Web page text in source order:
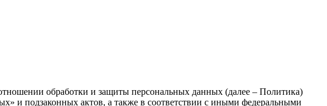
обработки и защиты персональных данных (далее – Политика)
и подзаконных актов, а также в соответствии с иными федеральными